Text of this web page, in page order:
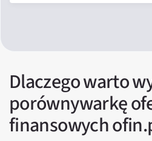
Dlaczego warto
porównywarkę
finansowych